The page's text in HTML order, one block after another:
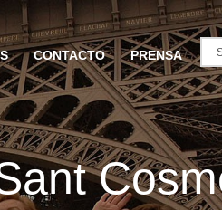
CONTACTO PRENSA